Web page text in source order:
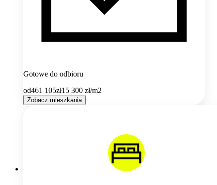
Gotowe do odbioru
od461 105zł15 300 zł/m2
Zobacz mieszkania